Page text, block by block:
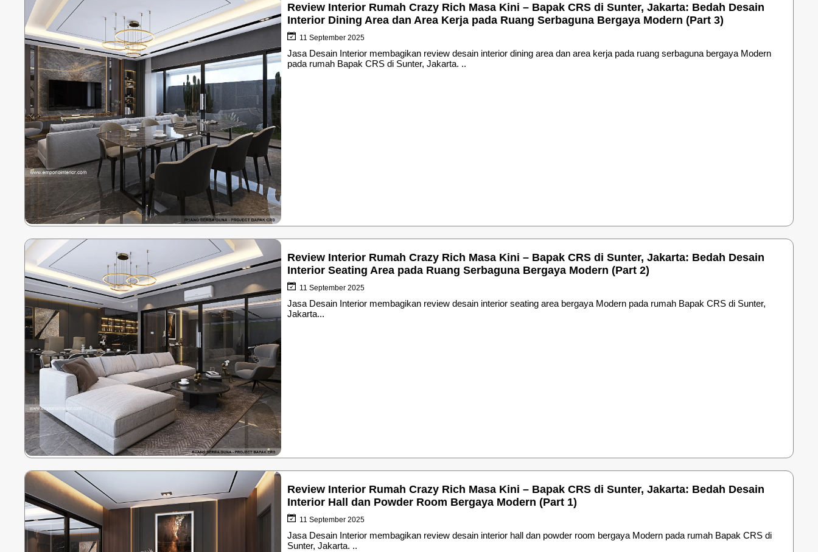
Review Interior Rumah Crazy Rich Masa Kini – Bapak CRS di Sunter, Jakarta: Bedah Desain
Interior Dining Area dan Area Kerja pada Ruang Serbaguna Bergaya Modern (Part 3)
11 September 2025
Jasa Desain Interior membagikan review desain interior dining area dan area kerja pada ruang serbaguna bergaya Modern
pada rumah Bapak CRS di Sunter, Jakarta. ..
Review Interior Rumah Crazy Rich Masa Kini – Bapak CRS di Sunter, Jakarta: Bedah Desain
Interior Seating Area pada Ruang Serbaguna Bergaya Modern (Part 2)
11 September 2025
Jasa Desain Interior membagikan review desain interior seating area bergaya Modern pada rumah Bapak CRS di Sunter,
Jakarta...
Review Interior Rumah Crazy Rich Masa Kini – Bapak CRS di Sunter, Jakarta: Bedah Desain
Interior Hall dan Powder Room Bergaya Modern (Part 1)
11 September 2025
Jasa Desain Interior membagikan review desain interior hall dan powder room bergaya Modern pada rumah Bapak CRS di
Sunter, Jakarta. ..